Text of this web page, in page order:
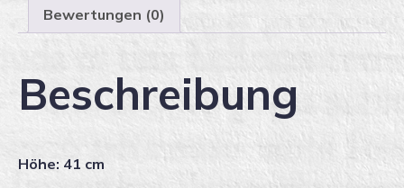
Bewertungen (0)
Beschreibung
Höhe: 41 cm